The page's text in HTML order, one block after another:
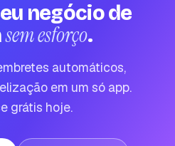
negócio de
sem esforço.
automáticos,
em um só app.
grátis hoje.